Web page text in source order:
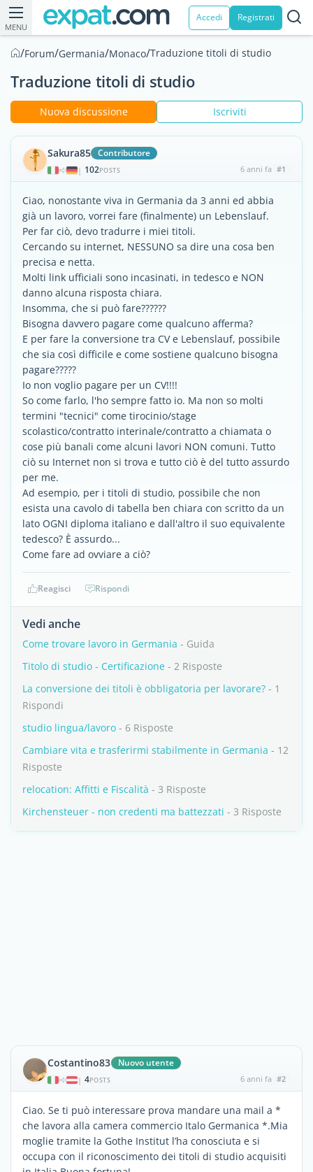
MENU
Accedi Registrati
/Forum/Germania/Monaco/Traduzione titoli di studio
Traduzione titoli di studio
Nuova discussione Iscriviti
Sakura85 Contributore
| 102POSTS 6 anni fa #1
Ciao, nonostante viva in Germania da 3 anni ed abbia
già un lavoro, vorrei fare (finalmente) un Lebenslauf.
Per far ciò, devo tradurre i miei titoli.
Cercando su internet, NESSUNO sa dire una cosa ben
precisa e netta.
Molti link ufficiali sono incasinati, in tedesco e NON
danno alcuna risposta chiara.
Insomma, che si può fare??????
Bisogna davvero pagare come qualcuno afferma?
E per fare la conversione tra CV e Lebenslauf, possibile
che sia così difficile e come sostiene qualcuno bisogna
pagare?????
Io non voglio pagare per un CV!!!!
So come farlo, l'ho sempre fatto io. Ma non so molti
termini "tecnici" come tirocinio/stage
scolastico/contratto interinale/contratto a chiamata o
cose più banali come alcuni lavori NON comuni. Tutto
ciò su Internet non si trova e tutto ciò è del tutto assurdo
per me.
Ad esempio, per i titoli di studio, possibile che non
esista una cavolo di tabella ben chiara con scritto da un
lato OGNI diploma italiano e dall'altro il suo equivalente
tedesco? È assurdo...
Come fare ad ovviare a ciò?
Reagisci Rispondi
Vedi anche
Come trovare lavoro in Germania - Guida
Titolo di studio - Certificazione - 2 Risposte
La conversione dei titoli è obbligatoria per lavorare? - 1
Rispondi
studio lingua/lavoro - 6 Risposte
Cambiare vita e trasferirmi stabilmente in Germania - 12
Risposte
relocation: Affitti e Fiscalità - 3 Risposte
Kirchensteuer - non credenti ma battezzati - 3 Risposte
Costantino83 Nuovo utente
| 4POSTS 6 anni fa #2
Ciao. Se ti può interessare prova mandare una mail a *
che lavora alla camera commercio Italo Germanica *.Mia
moglie tramite la Gothe Institut l’ha conosciuta e si
occupa con il riconoscimento dei titoli di studio acquisiti